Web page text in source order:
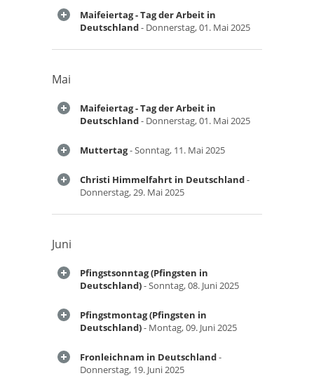
Maifeiertag - Tag der Arbeit in
Deutschland- Donnerstag, 01. Mai 2025
Mai
Maifeiertag - Tag der Arbeit in
Deutschland- Donnerstag, 01. Mai 2025
Muttertag- Sonntag, 11. Mai 2025
Christi Himmelfahrt in Deutschland-
Donnerstag, 29. Mai 2025
Juni
Pfingstsonntag (Pfingsten in
Deutschland)- Sonntag, 08. Juni 2025
Pfingstmontag (Pfingsten in
Deutschland)- Montag, 09. Juni 2025
Fronleichnam in Deutschland-
Donnerstag, 19. Juni 2025